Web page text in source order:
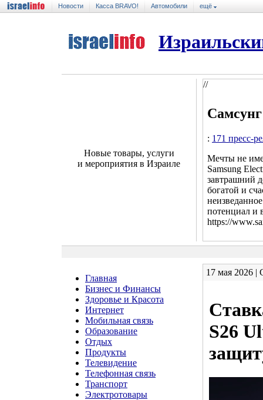
Новости Касса BRAVO! Автомобили ещё
Новые товары, услуги
и мероприятия в Израиле
//
Самсунг
: 171 пресс-
Мечты не
Samsung
завтрашний
богатой и
потенциал и
https://
Главная
Бизнес и Финансы
Здоровье и Красота
Интернет
Мобильная связь
Образование
Отдых
Продукты
Телевидение
Телефонная связь
Транспорт
Электротовары
17 мая 2026 |
S26